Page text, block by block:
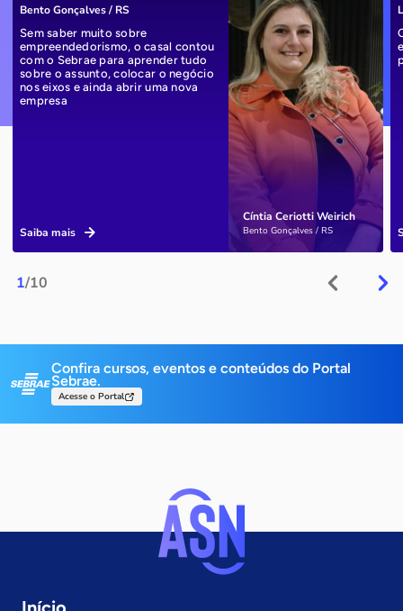
1/10
Cíntia Ceriotti Weirich
Bento Gonçalves / RS
Bento Gonçalves / RS
Sem saber muito sobre
empreendedorismo, o casal contou
com o Sebrae para aprender tudo
sobre o assunto, colocar o negócio
nos eixos e ainda abrir uma nova
empresa
Saiba mais
Confira cursos, eventos e conteúdos do Portal
Sebrae.
Acesse o Portal